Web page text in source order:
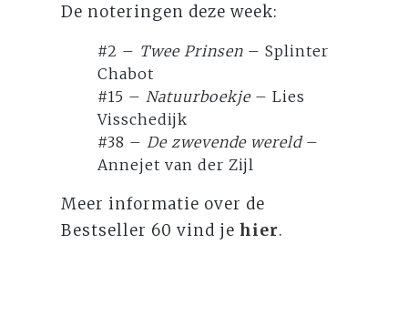
De noteringen deze week:
#2 – Twee Prinsen – Splinter
Chabot
#15 – Natuurboekje– Lies
Visschedijk
#38 – De zwevende wereld–
Annejet van der Zijl
Meer informatie over de
Bestseller 60 vind jehier.